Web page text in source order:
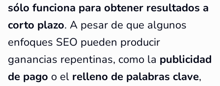
sólo funciona para obtener resultados a
corto plazo. A pesar de que algunos
enfoques SEO pueden producir
ganancias repentinas, como la publicidad
de pago o el relleno de palabras clave,